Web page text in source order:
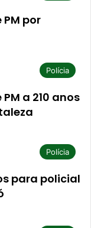
por
Polícia
a 210 anos
Polícia
para policial